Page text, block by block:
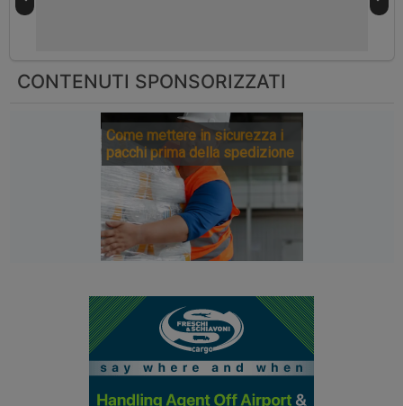
CONTENUTI SPONSORIZZATI
Come mettere in sicurezza i
pacchi prima della spedizione